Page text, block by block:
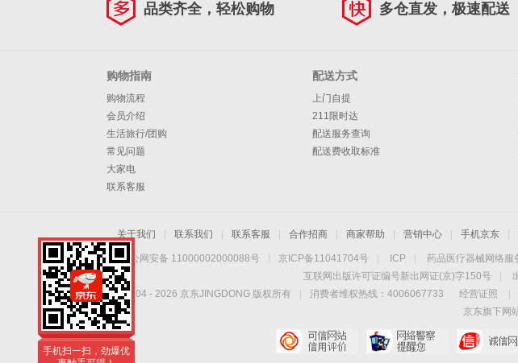
品类齐全，轻松购物 多仓直发，极速配送
购物指南
购物流程
会员介绍
生活旅行/团购
常见问题
大家电
联系客服
配送方式
上门自提
211限时达
配送服务查询
配送费收取标准
关于我们 联系我们 联系客服 合作招商 商家帮助 营销中心 手机京东
京公网安备 11000002000088号 京ICP备11041704号 ICP 药品医疗器械网络服
互联网出版许可证编号新出网证(京)字150号
Copyright © 2004 - 2026 京东JINGDONG 版权所有 消费者维权热线：4006067733 经营证照
京东旗下网
手机扫一扫，劲爆优
惠触手可得！
手机扫一扫，劲爆优